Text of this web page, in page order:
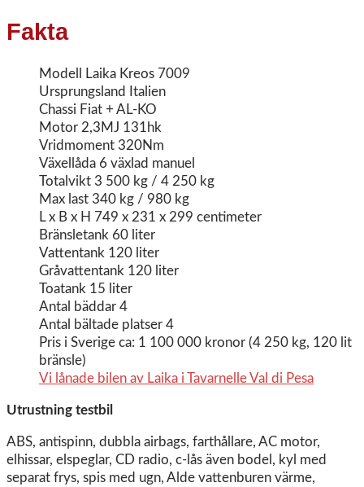
Fakta
Modell Laika Kreos 7009
Ursprungsland Italien
Chassi Fiat + AL-KO
Motor 2,3MJ 131hk
Vridmoment 320Nm
Växellåda 6 växlad manuel
Totalvikt 3 500 kg / 4 250 kg
Max last 340 kg / 980 kg
L x B x H 749 x 231 x 299 centimeter
Bränsletank 60 liter
Vattentank 120 liter
Gråvattentank 120 liter
Toatank 15 liter
Antal bäddar 4
Antal bältade platser 4
Pris i Sverige ca: 1 100 000 kronor (4 250 kg, 120 lit
bränsle)
Vi lånade bilen av Laika i Tavarnelle Val di Pesa
Utrustning testbil
ABS, antispinn, dubbla airbags, farthållare, AC motor,
elhissar, elspeglar, CD radio, c-lås även bodel, kyl med
separat frys, spis med ugn, Alde vattenburen värme,